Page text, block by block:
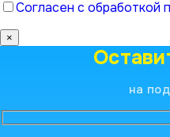
Согласен с обработкой
×
на